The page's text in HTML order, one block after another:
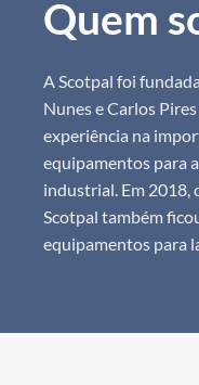
Quem
A Scotpal foi
Nunes e Carlos
experiência na
equipamentos para
industrial. Em 2018,
Scotpal também
equipamentos para